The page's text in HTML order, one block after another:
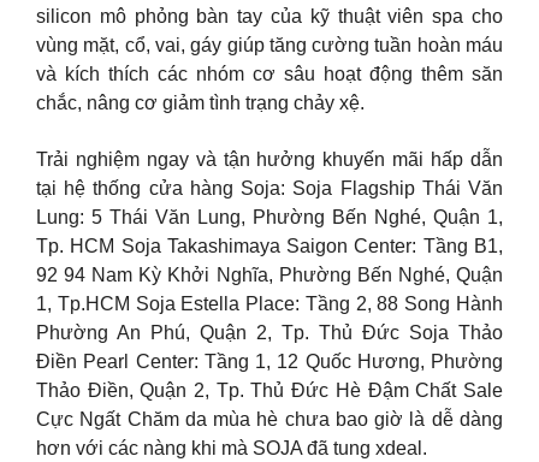
silicon mô phỏng bàn tay của kỹ thuật viên spa cho
vùng mặt, cổ, vai, gáy giúp tăng cường tuần hoàn máu
và kích thích các nhóm cơ sâu hoạt động thêm săn
chắc, nâng cơ giảm tình trạng chảy xệ.
Trải nghiệm ngay và tận hưởng khuyến mãi hấp dẫn
tại hệ thống cửa hàng Soja: Soja Flagship Thái Văn
Lung: 5 Thái Văn Lung, Phường Bến Nghé, Quận 1,
Tp. HCM Soja Takashimaya Saigon Center: Tầng B1,
92 94 Nam Kỳ Khởi Nghĩa, Phường Bến Nghé, Quận
1, Tp.HCM Soja Estella Place: Tầng 2, 88 Song Hành
Phường An Phú, Quận 2, Tp. Thủ Đức Soja Thảo
Điền Pearl Center: Tầng 1, 12 Quốc Hương, Phường
Thảo Điền, Quận 2, Tp. Thủ Đức Hè Đậm Chất Sale
Cực Ngất Chăm da mùa hè chưa bao giờ là dễ dàng
hơn với các nàng khi mà SOJA đã tung xdeal.